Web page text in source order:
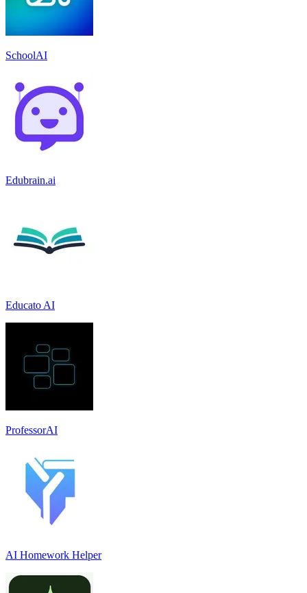
SchoolAI
Edubrain.ai
Educato AI
ProfessorAI
AI Homework Helper